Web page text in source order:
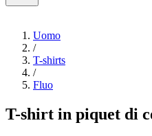
Uomo
/
T-shirts
/
Fluo
T-shirt in piquet di